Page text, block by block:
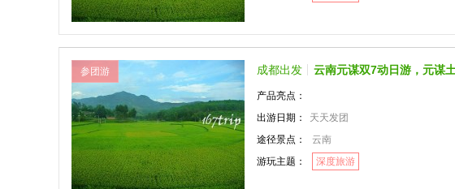
参团游 成都出发 云南元谋双7动日游，元谋
产品亮点：
出游日期：
天天发团
途径景点：
云南
游玩主题：
深度旅游